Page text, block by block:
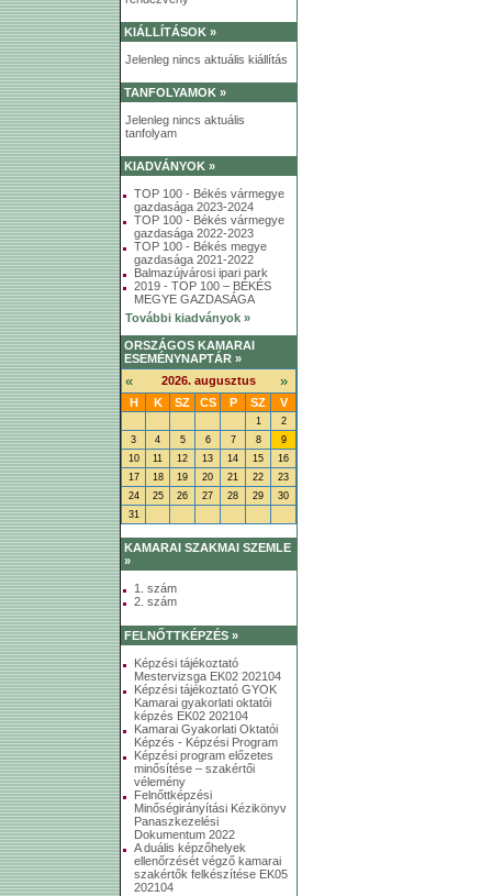
KIÁLLÍTÁSOK »
Jelenleg nincs aktuális kiállítás
TANFOLYAMOK »
Jelenleg nincs aktuális
tanfolyam
KIADVÁNYOK »
TOP 100 - Békés vármegye
gazdasága 2023-2024
TOP 100 - Békés vármegye
gazdasága 2022-2023
TOP 100 - Békés megye
gazdasága 2021-2022
Balmazújvárosi ipari park
2019 - TOP 100 – BÉKÉS
MEGYE GAZDASÁGA
További kiadványok »
ORSZÁGOS KAMARAI
ESEMÉNYNAPTÁR »
« 2026. augusztus »
H K SZ CS P SZ V
1
2
3
4 5 6 7 8
9
10
11 12 13 14 15
16
17
18 19 20 21 22
23
24
25 26 27 28 29
30
31
KAMARAI SZAKMAI SZEMLE
»
1. szám
2. szám
FELNŐTTKÉPZÉS »
Képzési tájékoztató
Mestervizsga EK02 202104
Képzési tájékoztató GYOK
Kamarai gyakorlati oktatói
képzés EK02 202104
Kamarai Gyakorlati Oktatói
Képzés - Képzési Program
Képzési program előzetes
minősítése – szakértői
vélemény
Felnőttképzési
Minőségirányítási Kézikönyv
Panaszkezelési
Dokumentum 2022
A duális képzőhelyek
ellenőrzését végző kamarai
szakértők felkészítése EK05
202104